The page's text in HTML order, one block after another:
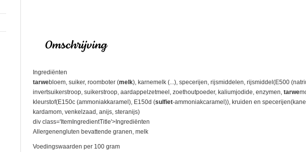
Omschrijving
Ingrediënten
tarwebloem, suiker, roomboter (melk), karnemelk (...), specerijen, rijsmiddelen, rijsmiddel(E500
invertsuikerstroop, suikerstroop, aardappelzetmeel, zoethoutpoeder, kaliumjodide, enzymen, tarwe
kleurstof(E150c (ammoniakkaramel), E150d (sulfiet-ammoniakcaramel)), kruiden en
kardamom, venkelzaad, anijs, steranijs)
div class='ItemIngredientTitle'>Ingrediënten
Allergenengluten bevattende granen, melk
Voedingswaarden per 100 gram